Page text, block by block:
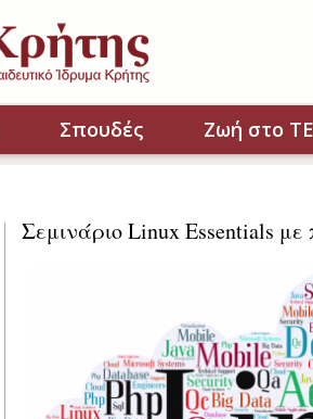
Σπουδές Ζωή στο
Σεμινάριο Linux Essentials με